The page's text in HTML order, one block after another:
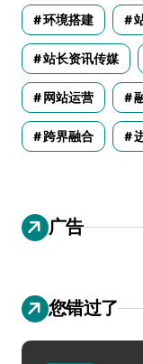
环境搭建
站长资讯传媒
网站运营
跨界融合
广告
您错过了